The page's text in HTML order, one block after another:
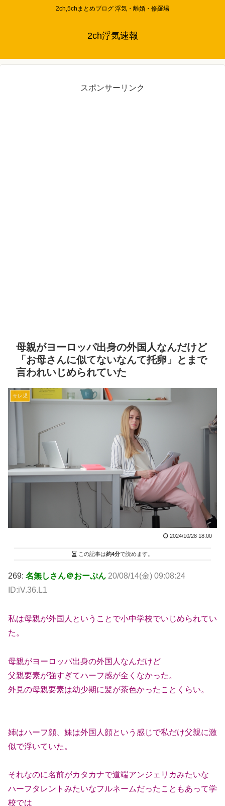
2ch,5chまとめブログ 浮気・離婚・修羅場
2ch浮気速報
スポンサーリンク
母親がヨーロッパ出身の外国人なんだけど
「お母さんに似てないなんて托卵」とまで
言われいじめられていた
サレ児
2024/10/28 18:00
この記事は約4分で読めます。
269: 名無しさん＠おーぷん 20/08/14(金) 09:08:24
ID:iV.36.L1
私は母親が外国人ということで小中学校でいじめられてい
た。
母親がヨーロッパ出身の外国人なんだけど
父親要素が強すぎてハーフ感が全くなかった。
外見の母親要素は幼少期に髪が茶色かったことくらい。
姉はハーフ顔、妹は外国人顔という感じで私だけ父親に激
似で浮いていた。
それなのに名前がカタカナで道端アンジェリカみたいな
ハーフタレントみたいなフルネームだったこともあって学
校では